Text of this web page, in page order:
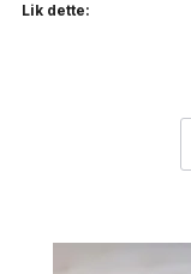
Lik dette: